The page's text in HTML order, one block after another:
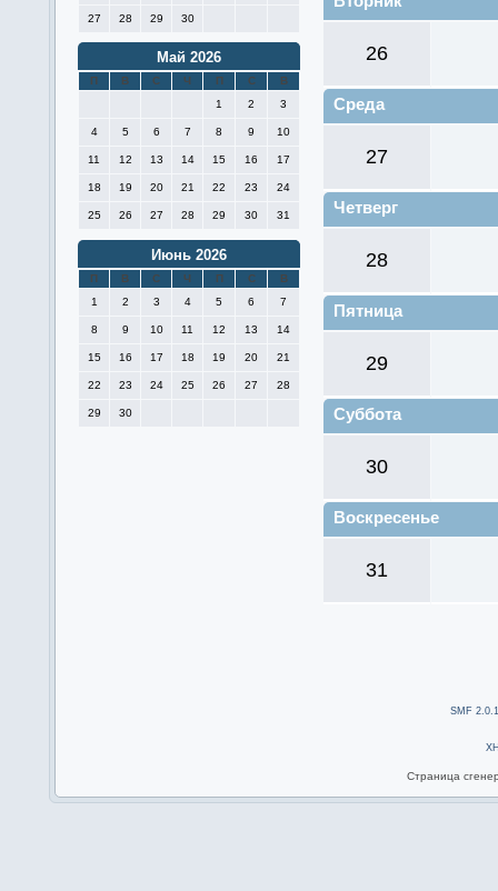
27 28 29 30
Май 2026
П В С Ч П С
В
1
2 3
4 5 6 7 8 9 10
11 12 13 14 15 16 17
18 19 20 21 22 23 24
25 26 27 28 29 30 31
Июнь 2026
П В С Ч П С
В
1
2 3 4 5 6 7
8 9 10 11 12 13 14
15 16 17 18 19 20 21
22 23 24 25 26 27 28
29 30
26
Среда
27
Четверг
28
Пятница
29
Суббота
30
Воскресенье
31
SMF
Страница